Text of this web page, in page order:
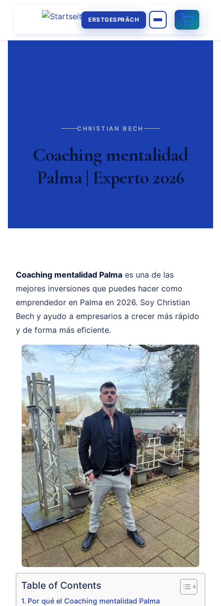
ERSTGESPRÄCH
CHRISTIAN BECH
Coaching mentalidad
Palma | Experto 2026
Coaching mentalidad Palma es una de las
mejores inversiones que puedes hacer como
emprendedor en Palma en 2026. Soy Christian
Bech y ayudo a empresarios a crecer más rápido
y de forma más eficiente.
Table of Contents
Por qué el Coaching mentalidad Palma